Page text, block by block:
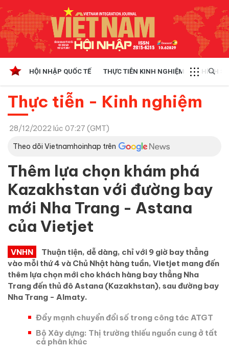
HỘI NHẬP QUỐC TẾ THỰC TIỄN KINH NGHIỆM CHÍNH
Thực tiễn - Kinh nghiệm
28/12/2022 lúc 07:27 (GMT)
Theo dõi Vietnamhoinhap trên
Thêm lựa chọn khám phá
Kazakhstan với đường bay
mới Nha Trang - Astana
của Vietjet
VNHN
Thuận tiện, dễ dàng, chỉ với 9 giờ bay thẳng
vào mỗi thứ 4 và Chủ Nhật hàng tuần, Vietjet mang đến
thêm lựa chọn mới cho khách hàng bay thẳng Nha
Trang đến thủ đô Astana (Kazakhstan), sau đường bay
Nha Trang - Almaty.
Đẩy mạnh chuyển đổi số trong công tác ATGT
Bộ Xây dựng: Thị trường thiếu nguồn cung ở tất
cả phân khúc